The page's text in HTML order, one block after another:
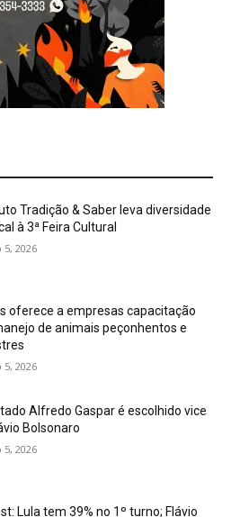
Tradição & Saber leva diversidade
à 3ª Feira Cultural
5, 2026
oferece a empresas capacitação
de animais peçonhentos e
5, 2026
Alfredo Gaspar é escolhido vice
Bolsonaro
5, 2026
Lula tem 39% no 1º turno; Flávio